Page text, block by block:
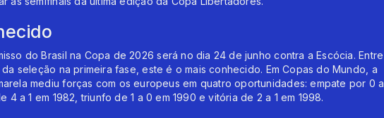
do Brasil na Copa de 2026 será no dia 24 de junho contra a Escócia. Entre
seleção na primeira fase, este é o mais conhecido. Em Copas do Mundo, a
mediu forças com os europeus em quatro oportunidades: empate por 0 a
4 a 1 em 1982, triunfo de 1 a 0 em 1990 e vitória de 2 a 1 em 1998.